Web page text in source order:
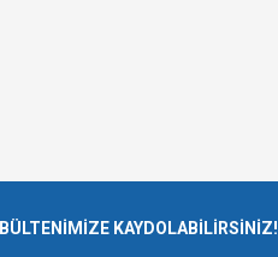
KAYDOLABİLİRSİNİZ!